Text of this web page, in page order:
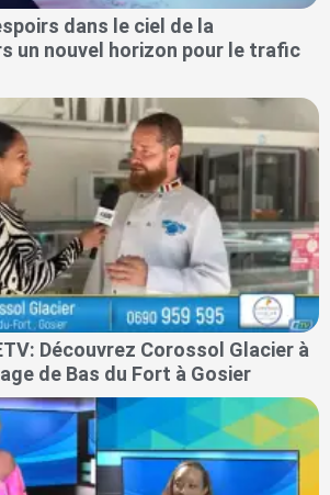
dans le ciel de la
un nouvel horizon pour le trafic
Découvrez Corossol Glacier à
de Bas du Fort à Gosier